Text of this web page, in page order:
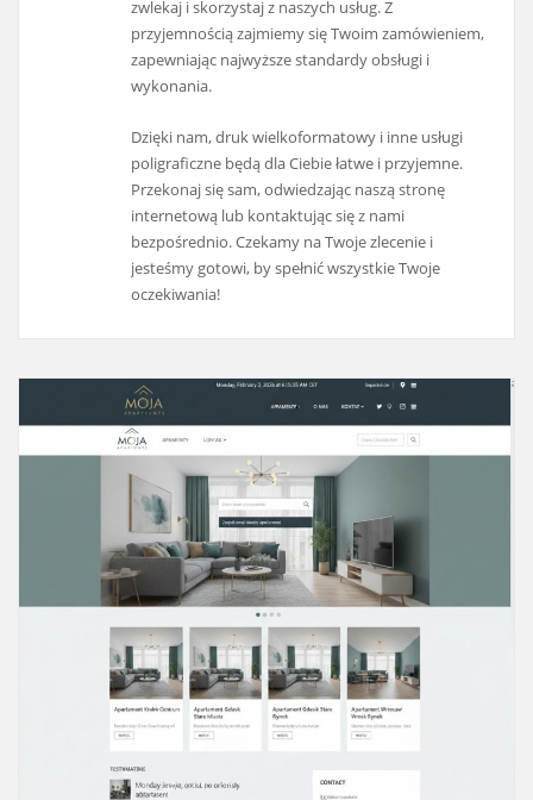
zwlekaj i skorzystaj z naszych usług. Z
przyjemnością zajmiemy się Twoim zamówieniem,
zapewniając najwyższe standardy obsługi i
wykonania.
Dzięki nam, druk wielkoformatowy i inne usługi
poligraficzne będą dla Ciebie łatwe i przyjemne.
Przekonaj się sam, odwiedzając naszą stronę
internetową lub kontaktując się z nami
bezpośrednio. Czekamy na Twoje zlecenie i
jesteśmy gotowi, by spełnić wszystkie Twoje
oczekiwania!